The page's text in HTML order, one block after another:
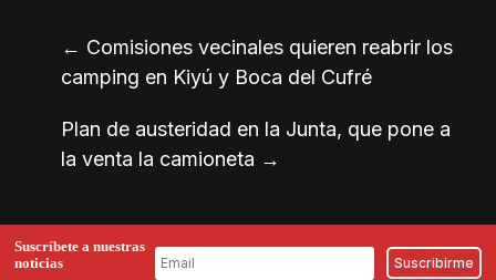
← Comisiones vecinales quieren reabrir los
camping en Kiyú y Boca del Cufré
Plan de austeridad en la Junta, que pone a
la venta la camioneta →
Suscríbete a nuestras
noticias